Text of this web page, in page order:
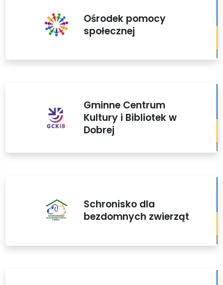
Ośrodek pomocy
społecznej
Gminne Centrum
Kultury i Bibliotek w
Dobrej
Schronisko dla
bezdomnych zwierząt